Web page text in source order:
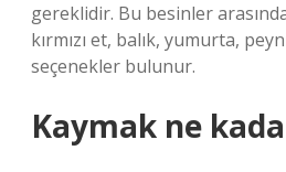
gereklidir. Bu besinler
kırmızı et, balık, yumurta,
seçenekler bulunur.
Kaymak ne